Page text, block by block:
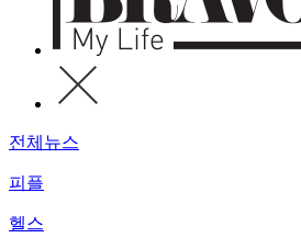
전체뉴스
피플
헬스